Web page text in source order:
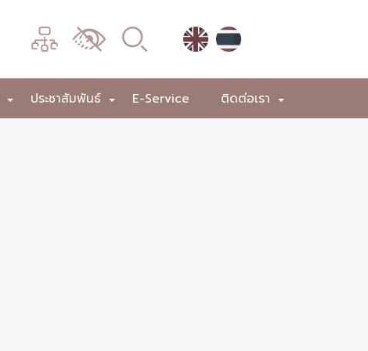
เมนู
เปลี่ยน
ผล
+ +
ประชาสัมพันธ์ E-Service +
ติดต่อเรา